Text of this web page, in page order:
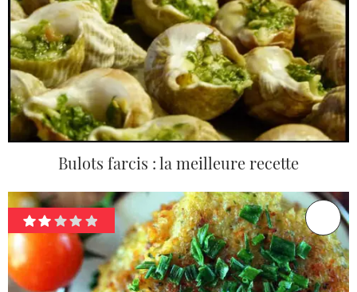
Bulots farcis : la meilleure recette